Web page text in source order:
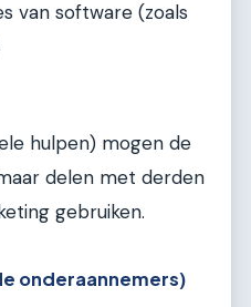
van software (zoals
hulpen) mogen de
delen met derden
gebruiken.
onderaannemers)